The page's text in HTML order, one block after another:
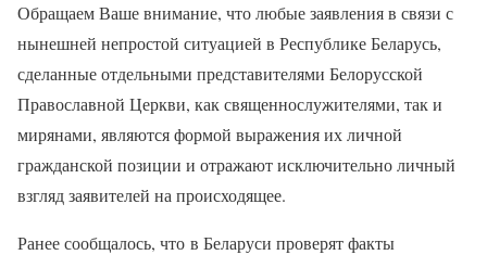
Обращаем Ваше внимание, что любые заявления в связи с
нынешней непростой ситуацией в Республике Беларусь,
сделанные отдельными представителями Белорусской
Православной Церкви, как священнослужителями, так и
мирянами, являются формой выражения их личной
гражданской позиции и отражают исключительно личный
взгляд заявителей на происходящее.
Ранее сообщалось, что в Беларуси проверят факты